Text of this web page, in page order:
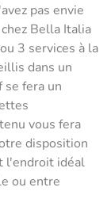
pas envie
Bella Italia
3 services à la
dans un
se fera un
vous fera
disposition
l'endroit idéal
ou entre